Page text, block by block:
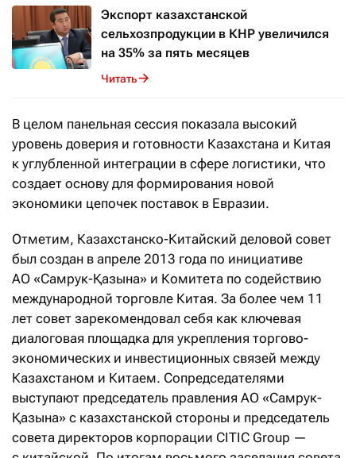
Экспорт казахстанской
сельхозпродукции в КНР увеличился
на 35% за пять месяцев
Читать
В целом панельная сессия показала высокий
уровень доверия и готовности Казахстана и Китая
к углубленной интеграции в сфере логистики, что
создает основу для формирования новой
экономики цепочек поставок в Евразии.
Отметим, Казахстанско-Китайский деловой совет
был создан в апреле 2013 года по инициативе
АО «Самрук-Қазына» и Комитета по содействию
международной торговле Китая. За более чем 11
лет совет зарекомендовал себя как ключевая
диалоговая площадка для укрепления торгово-
экономических и инвестиционных связей между
Казахстаном и Китаем. Сопредседателями
выступают председатель правления АО «Самрук-
Қазына» с казахстанской стороны и председатель
совета директоров корпорации CITIC Group —